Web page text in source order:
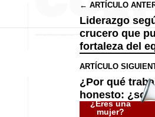
← ARTÍCULO
Liderazgo
crucero que
fortaleza del
ARTÍCULO
¿Por qué
honesto:
¿Eres una
mujer?